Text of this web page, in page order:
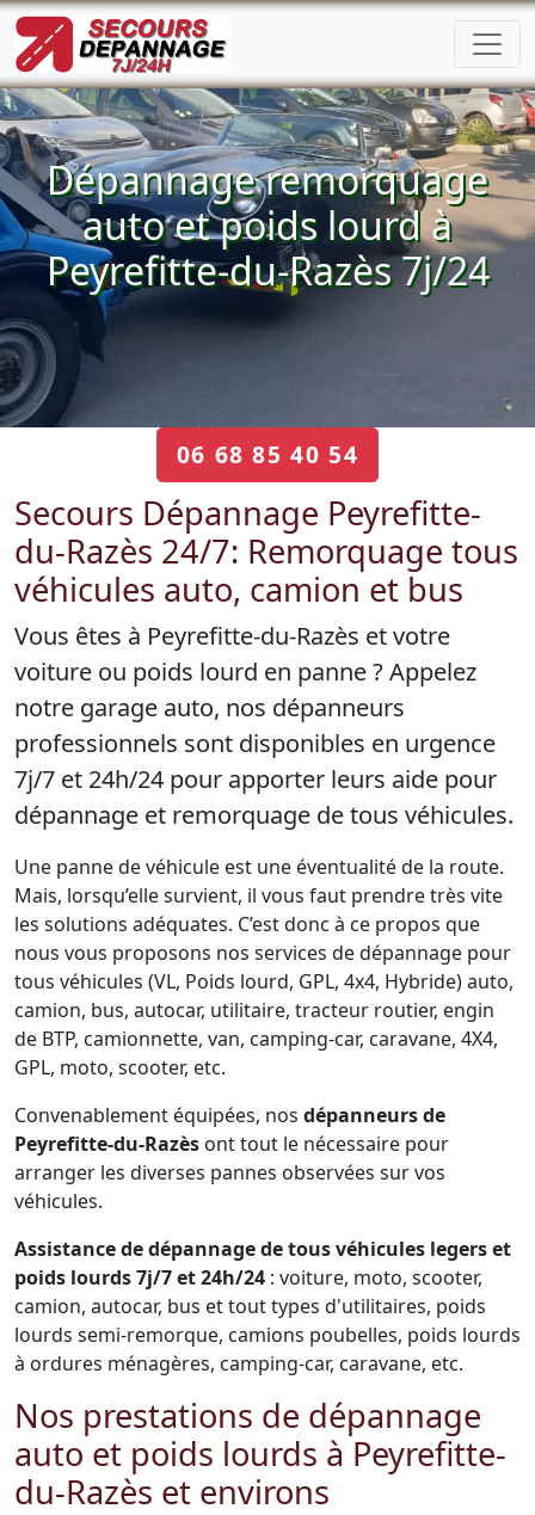
Dépannage remorquage
auto et poids lourd à
Peyrefitte-du-Razès 7j/24
06 68 85 40 54
Secours Dépannage Peyrefitte-
du-Razès 24/7: Remorquage tous
véhicules auto, camion et bus
Vous êtes à Peyrefitte-du-Razès et votre
voiture ou poids lourd en panne ? Appelez
notre garage auto, nos dépanneurs
professionnels sont disponibles en urgence
7j/7 et 24h/24 pour apporter leurs aide pour
dépannage et remorquage de tous véhicules.
Une panne de véhicule est une éventualité de la route.
Mais, lorsqu’elle survient, il vous faut prendre très vite
les solutions adéquates. C’est donc à ce propos que
nous vous proposons nos services de dépannage pour
tous véhicules (VL, Poids lourd, GPL, 4x4, Hybride) auto,
camion, bus, autocar, utilitaire, tracteur routier, engin
de BTP, camionnette, van, camping-car, caravane, 4X4,
GPL, moto, scooter, etc.
Convenablement équipées, nos dépanneurs de
Peyrefitte-du-Razès ont tout le nécessaire pour
arranger les diverses pannes observées sur vos
véhicules.
Assistance de dépannage de tous véhicules legers et
poids lourds 7j/7 et 24h/24 : voiture, moto, scooter,
camion, autocar, bus et tout types d'utilitaires, poids
lourds semi-remorque, camions poubelles, poids lourds
à ordures ménagères, camping-car, caravane, etc.
Nos prestations de dépannage
auto et poids lourds à Peyrefitte-
du-Razès et environs